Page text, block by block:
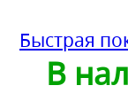
Быстрая
В